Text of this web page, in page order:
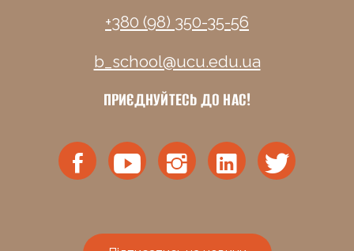
+380 (98) 350-35-56
b_school@ucu.edu.ua
ПРИЄДНУЙТЕСЬ ДО НАС!